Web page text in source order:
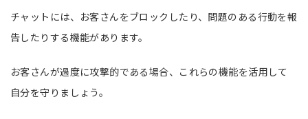
チャットには、お客さんをブロックしたり、問題のある行動を報
告したりする機能があります。
お客さんが過度に攻撃的である場合、これらの機能を活用して
自分を守りましょう。